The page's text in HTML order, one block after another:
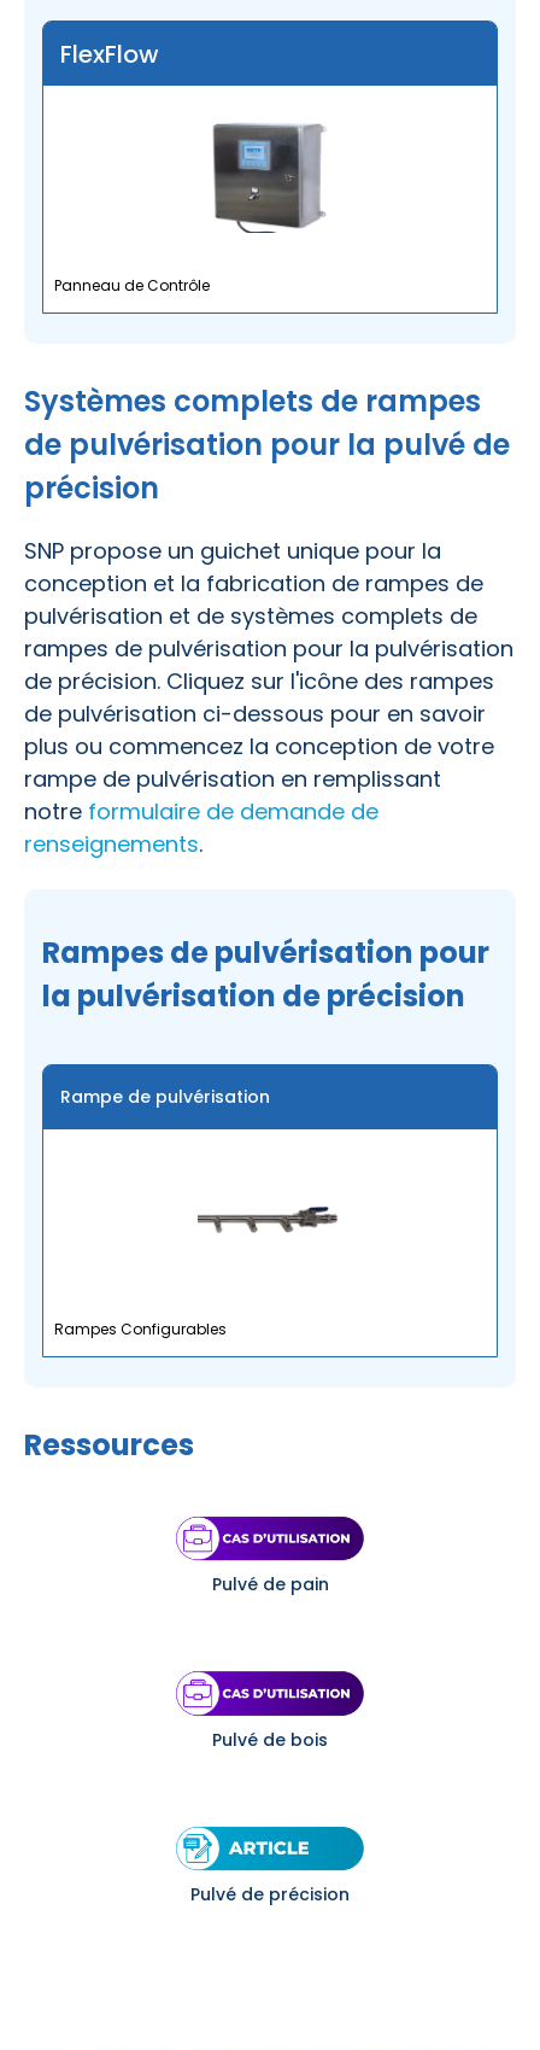
FlexFlow
Panneau de Contrôle
Systèmes complets de rampes
de pulvérisation pour la pulvé de
précision
SNP propose un guichet unique pour la
conception et la fabrication de rampes de
pulvérisation et de systèmes complets de
rampes de pulvérisation pour la pulvérisation
de précision. Cliquez sur l'icône des rampes
de pulvérisation ci-dessous pour en savoir
plus ou commencez la conception de votre
rampe de pulvérisation en remplissant
notre formulaire de demande de
renseignements.
Rampes de pulvérisation pour
la pulvérisation de précision
Rampe de pulvérisation
Rampes Configurables
Ressources
Pulvé de pain
Pulvé de bois
Pulvé de précision